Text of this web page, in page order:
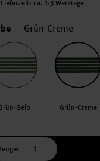
Lieferzeit: ca. 1-3 Werktage
Grün-Creme
Gelb Grün-Creme